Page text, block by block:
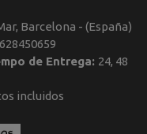
Barcelona - (España)
628450659
de Entrega: 24, 48
incluidos